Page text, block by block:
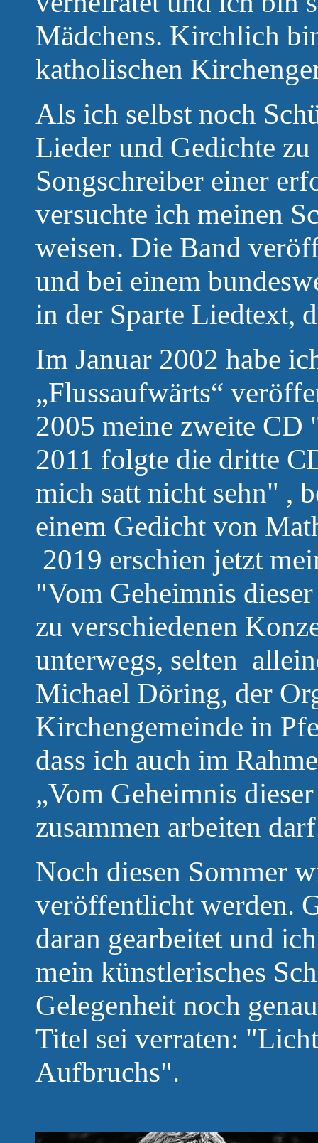
Mädchens. Kirchlich
katholischen
Als ich selbst noch
Lieder und Gedichte
Songschreiber einer
versuchte ich meinen
weisen. Die Band
und bei einem
in der Sparte Liedtext,
Im Januar 2002 habe
„Flussaufwärts“
2005 meine zweite
2011 folgte die dritte
mich satt nicht sehn" ,
einem Gedicht von
2019 erschien jetzt
"Vom Geheimnis
zu verschiedenen
unterwegs, selten
Michael Döring, der
Kirchengemeinde in
dass ich auch im
„Vom Geheimnis
zusammen arbeiten
Noch diesen Sommer
veröffentlicht werden.
daran gearbeitet und
mein künstlerisches
Gelegenheit noch
Titel sei verraten:
Aufbruchs".